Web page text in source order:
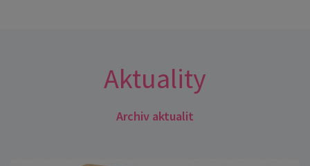
Aktuality
Archiv aktualit